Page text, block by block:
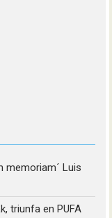
memoriam´ Luis
triunfa en PUFA